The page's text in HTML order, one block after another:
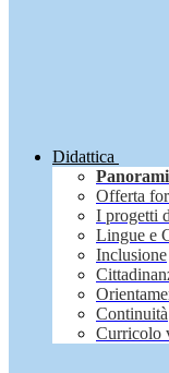
Didattica
Offerta
I progetti
Lingue e
Inclusione
Continuità
Curricolo